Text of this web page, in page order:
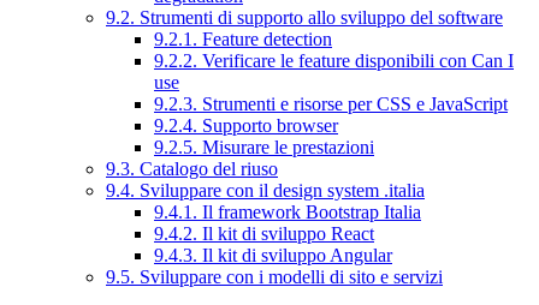
9.2. Strumenti di supporto allo sviluppo del software
9.2.1. Feature detection
9.2.2. Verificare le feature disponibili con Can I
use
9.2.3. Strumenti e risorse per CSS e JavaScript
9.2.4. Supporto browser
9.2.5. Misurare le prestazioni
9.3. Catalogo del riuso
9.4. Sviluppare con il design system .italia
9.4.1. Il framework Bootstrap Italia
9.4.2. Il kit di sviluppo React
9.4.3. Il kit di sviluppo Angular
9.5. Sviluppare con i modelli di sito e servizi